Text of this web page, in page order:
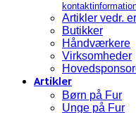
Artikler vedr.
Butikker
Håndværkere
Virksomheder
Artikler
Børn på Fur
Unge på Fur